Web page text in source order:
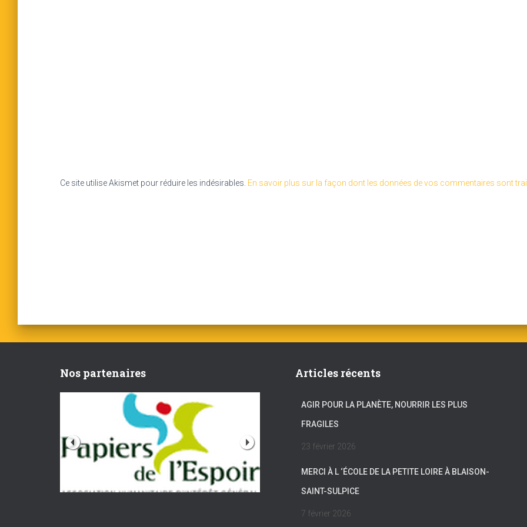
Ce site utilise Akismet pour réduire les indésirables. En savoir plus sur la façon dont les données de vos commentaires sont
Nos partenaires Articles récents
AGIR POUR LA PLANÈTE, NOURRIR LES PLUS
FRAGILES
23 février 2026
MERCI À L ‘ÉCOLE DE LA PETITE LOIRE À BLAISON-
SAINT-SULPICE
7 février 2026